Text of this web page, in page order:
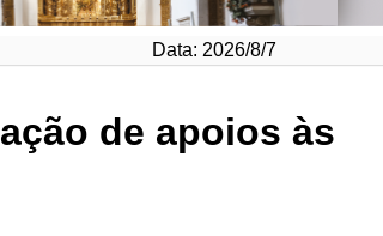
Data: 2026/8/7
de apoios às